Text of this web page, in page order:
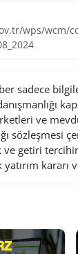
wps/wcm/
sadece
ve
getiri